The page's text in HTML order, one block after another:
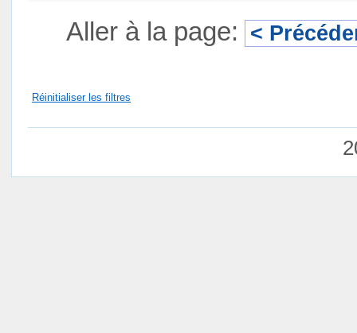
Aller à la page: <
Réinitialiser les filtres